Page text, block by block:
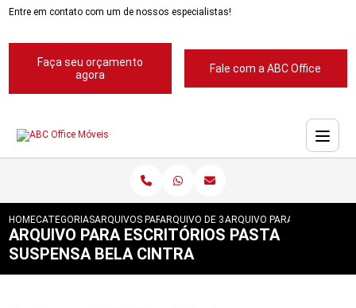
Entre em contato com um de nossos especialistas!
Faça seu orçamento
agora
Fale com a ABC Office
HOMECATEGORIASARQUIVOS PARA ESCRITORIOS
ARQUIVO DE 3 GAVETAS PARA
ARQUIVO PARA
ARQUIVO PARA ESCRITÓRIOS PASTA
SUSPENSA BELA CINTRA